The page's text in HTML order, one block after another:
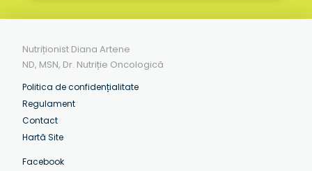
Nutriționist Diana Artene
ND, MSN, Dr. Nutriție Oncologică
Politica de confidențialitate
Regulament
Contact
Hartă Site
Facebook